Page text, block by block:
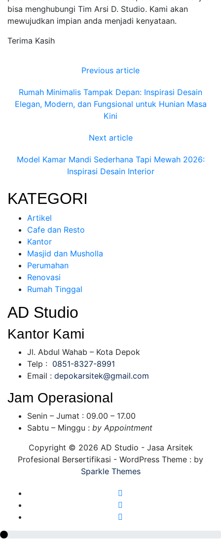
bisa menghubungi Tim Arsi D. Studio. Kami akan
mewujudkan impian anda menjadi kenyataan.
Terima Kasih
Previous article
Rumah Minimalis Tampak Depan: Inspirasi Desain
Elegan, Modern, dan Fungsional untuk Hunian Masa
Kini
Next article
Model Kamar Mandi Sederhana Tapi Mewah 2026:
Inspirasi Desain Interior
KATEGORI
Artikel
Cafe dan Resto
Kantor
Masjid dan Musholla
Perumahan
Renovasi
Rumah Tinggal
AD Studio
Kantor Kami
Jl. Abdul Wahab – Kota Depok
Telp : 0851-8327-8991
Email : depokarsitek@gmail.com
Jam Operasional
Senin – Jumat : 09.00 – 17.00
Sabtu – Minggu : by Appointment
Copyright © 2026 AD Studio - Jasa Arsitek
Profesional Bersertifikasi - WordPress Theme : by
Sparkle Themes